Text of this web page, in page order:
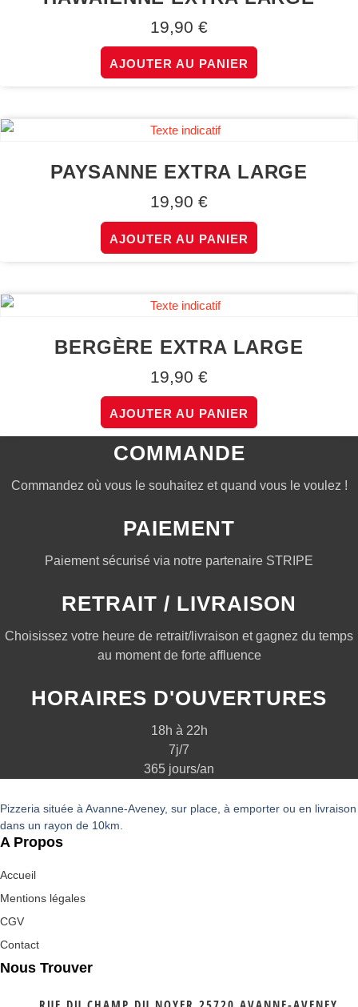
19,90 €
AJOUTER AU PANIER
PAYSANNE EXTRA LARGE
19,90 €
AJOUTER AU PANIER
BERGÈRE EXTRA LARGE
19,90 €
AJOUTER AU PANIER
COMMANDE
Commandez où vous le souhaitez et quand vous le voulez !
PAIEMENT
Paiement sécurisé via notre partenaire STRIPE
RETRAIT / LIVRAISON
Choisissez votre heure de retrait/livraison et gagnez du temps
au moment de forte affluence
HORAIRES D'OUVERTURES
18h à 22h
7j/7
365 jours/an
Pizzeria située à Avanne-Aveney, sur place, à emporter ou en livraison
dans un rayon de 10km.
A Propos
Accueil
Mentions légales
CGV
Contact
Nous Trouver